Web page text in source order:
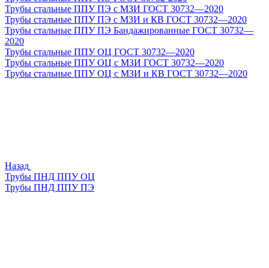
Трубы стальные ППУ ПЭ с МЗИ ГОСТ 30732—2020
Трубы стальные ППУ ПЭ с МЗИ и КВ ГОСТ 30732—2020
Трубы стальные ППУ ПЭ Бандажированные ГОСТ 30732—
2020
Трубы стальные ППУ ОЦ ГОСТ 30732—2020
Трубы стальные ППУ ОЦ с МЗИ ГОСТ 30732—2020
Трубы стальные ППУ ОЦ с МЗИ и КВ ГОСТ 30732—2020
Назад
Трубы ПНД ППУ ОЦ
Трубы ПНД ППУ ПЭ